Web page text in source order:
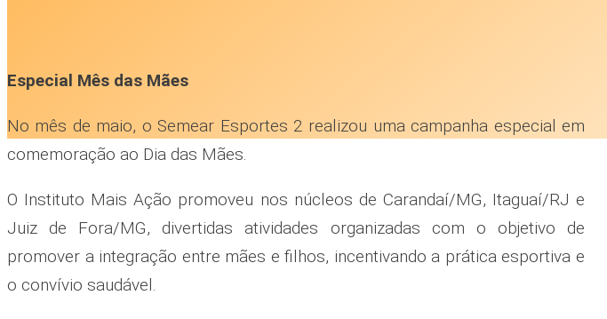
Especial Mês das Mães
No mês de maio, o Semear Esportes 2 realizou uma campanha especial em
comemoração ao Dia das Mães.
O Instituto Mais Ação promoveu nos núcleos de Carandaí/MG, Itaguaí/RJ e
Juiz de Fora/MG, divertidas atividades organizadas com o objetivo de
promover a integração entre mães e filhos, incentivando a prática esportiva e
o convívio saudável.